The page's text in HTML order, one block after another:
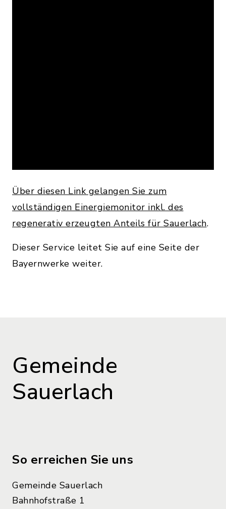
Über diesen Link gelangen Sie zum
vollständigen Einergiemonitor inkl. des
regenerativ erzeugten Anteils für Sauerlach.
Dieser Service leitet Sie auf eine Seite der
Bayernwerke weiter.
Gemeinde
Sauerlach
So erreichen Sie uns
Gemeinde Sauerlach
Bahnhofstraße 1